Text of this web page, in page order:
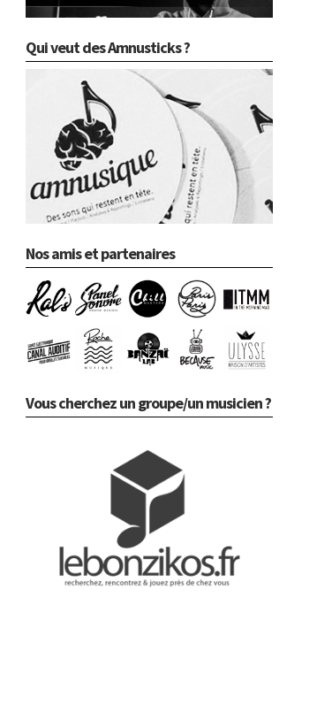
Qui veut des Amnusticks ?
Nos amis et partenaires
Vous cherchez un groupe/un musicien ?